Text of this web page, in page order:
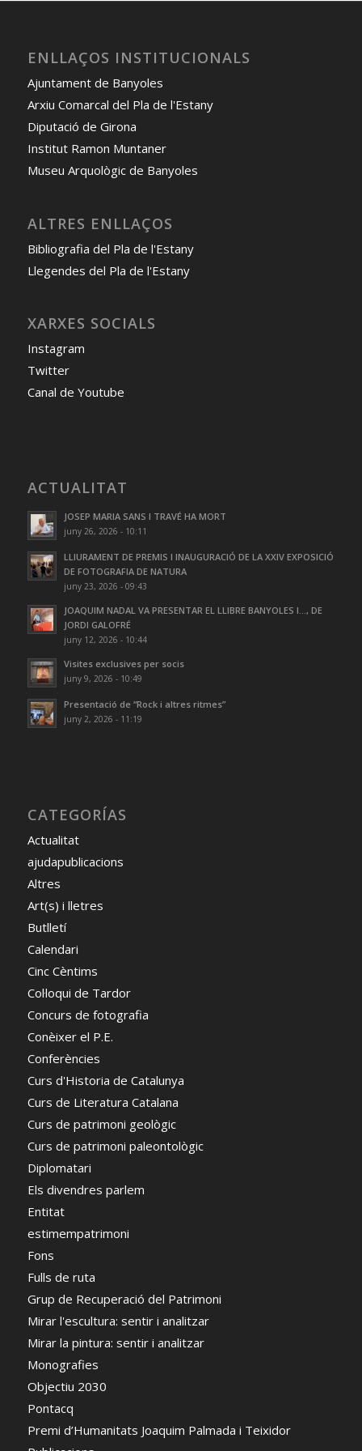
ENLLAÇOS INSTITUCIONALS
Ajuntament de Banyoles
Arxiu Comarcal del Pla de l'Estany
Diputació de Girona
Institut Ramon Muntaner
Museu Arquològic de Banyoles
ALTRES ENLLAÇOS
Bibliografia del Pla de l'Estany
Llegendes del Pla de l'Estany
XARXES SOCIALS
Instagram
Twitter
Canal de Youtube
ACTUALITAT
JOSEP MARIA SANS I TRAVÉ HA MORT
juny 26, 2026 - 10:11
LLIURAMENT DE PREMIS I INAUGURACIÓ DE LA XXIV EXPOSICIÓ
DE FOTOGRAFIA DE NATURA
juny 23, 2026 - 09:43
JOAQUIM NADAL VA PRESENTAR EL LLIBRE BANYOLES I…, DE
JORDI GALOFRÉ
juny 12, 2026 - 10:44
Visites exclusives per socis
juny 9, 2026 - 10:49
Presentació de “Rock i altres ritmes”
juny 2, 2026 - 11:19
CATEGORÍAS
Actualitat
ajudapublicacions
Altres
Art(s) i lletres
Butlletí
Calendari
Cinc Cèntims
Col·loqui de Tardor
Concurs de fotografia
Conèixer el P.E.
Conferències
Curs d'Historia de Catalunya
Curs de Literatura Catalana
Curs de patrimoni geològic
Curs de patrimoni paleontològic
Diplomatari
Els divendres parlem
Entitat
estimempatrimoni
Fons
Fulls de ruta
Grup de Recuperació del Patrimoni
Mirar l'escultura: sentir i analitzar
Mirar la pintura: sentir i analitzar
Monografies
Objectiu 2030
Pontacq
Premi d’Humanitats Joaquim Palmada i Teixidor